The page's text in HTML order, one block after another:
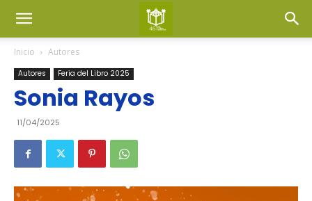
Inicio Autores
Autores Feria del Libro 2025
Sonia Rayos
11/04/2025